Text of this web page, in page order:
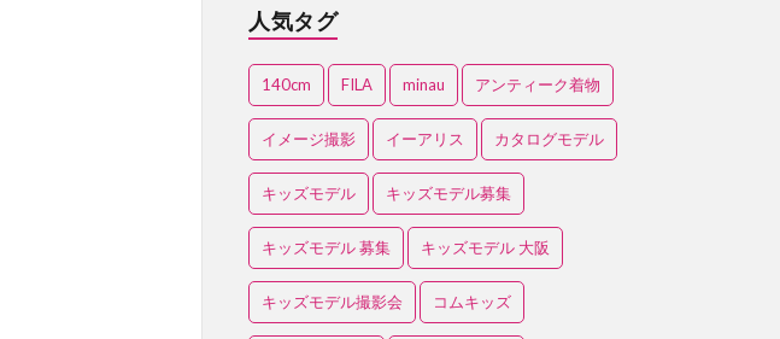
人気タグ
140cm FILA minau アンティーク着物
イメージ撮影 イーアリス カタログモデル
キッズモデル キッズモデル募集
キッズモデル 募集 キッズモデル 大阪
キッズモデル撮影会 コムキッズ